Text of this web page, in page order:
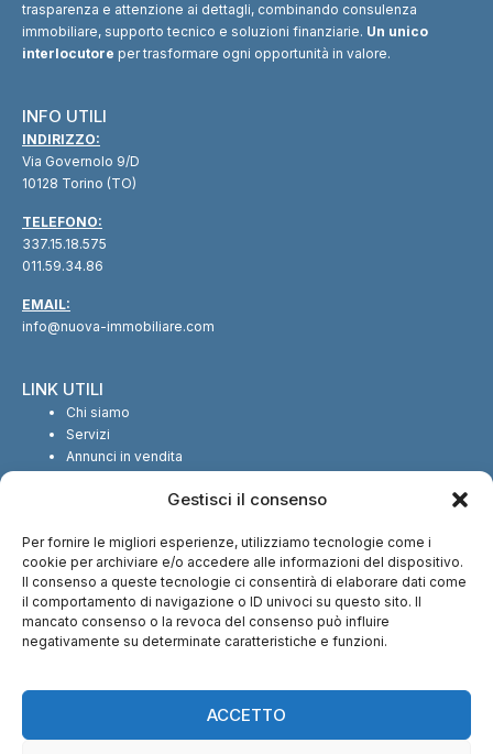
Gestisci il consenso
Per fornire le migliori esperienze, utilizziamo tecnologie come i
cookie per archiviare e/o accedere alle informazioni del dispositivo.
Il consenso a queste tecnologie ci consentirà di elaborare dati come
il comportamento di navigazione o ID univoci su questo sito. Il
mancato consenso o la revoca del consenso può influire
negativamente su determinate caratteristiche e funzioni.
ACCETTO
trasparenza e attenzione ai dettagli, combinando consulenza
immobiliare, supporto tecnico e soluzioni finanziarie. Un unico
interlocutore per trasformare ogni opportunità in valore.
INFO UTILI
INDIRIZZO:
Via Governolo 9/D
10128 Torino (TO)
TELEFONO:
337.15.18.575
011.59.34.86
EMAIL:
info@nuova-immobiliare.com
LINK UTILI
Chi siamo
Servizi
Annunci in vendita
SEGUICI SUI SOCIAL
CI TROVI ANCHE SU: